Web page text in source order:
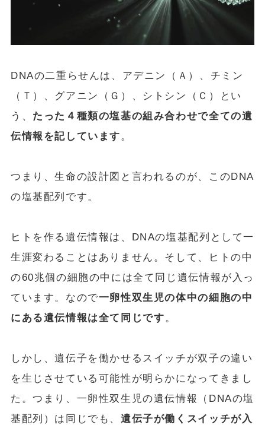
DNAの二重らせんは、アデニン（Ａ）、チミン
（Ｔ）、グアニン（Ｇ）、シトシン（Ｃ）とい
う、 たった４種類の塩基の組み合わせで全ての遺
伝情報を記しています 。
つまり、生命の設計図と言われるのが、このDNA
の塩基配列です。
ヒトを作る遺伝情報は、DNAの塩基配列として一
生涯変わることはありません。そして、ヒトの中
の60兆個の細胞の中には全て同じ遺伝情報が入っ
ています。なので一卵性双生児の体中の細胞の中
にある遺伝情報は全て同じです 。
しかし、遺伝子を働かせるスイッチが双子の違い
を生じさせている可能性が明らかになってきまし
た。つまり、一卵性双生児の遺伝情報（DNAの塩
基配列）は同じでも、遺伝子が働くスイッチが入